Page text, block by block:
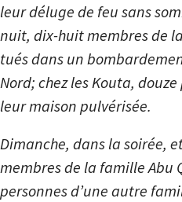
leur déluge de feu sans
nuit, dix-huit membres de
tués dans un
Nord; chez les Kouta,
leur maison pulvérisée.
Dimanche, dans la soirée,
membres de la famille Abu
personnes d’une autre